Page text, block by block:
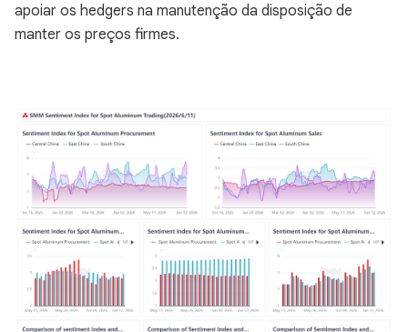
apoiar os hedgers na manutenção da disposição de
manter os preços firmes.